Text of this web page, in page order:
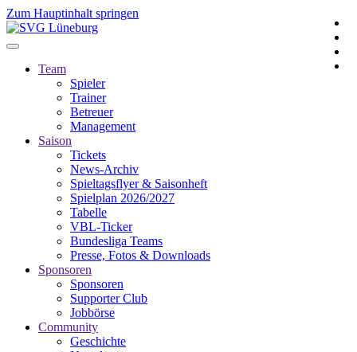
Zum Hauptinhalt springen
Team
Spieler
Trainer
Betreuer
Management
Saison
Tickets
News-Archiv
Spieltagsflyer & Saisonheft
Spielplan 2026/2027
Tabelle
VBL-Ticker
Bundesliga Teams
Presse, Fotos & Downloads
Sponsoren
Sponsoren
Supporter Club
Jobbörse
Community
Geschichte